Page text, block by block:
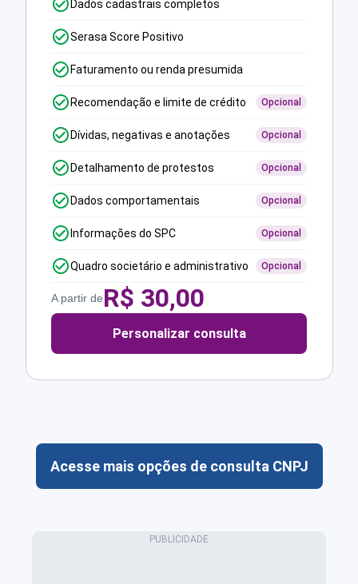
Dados cadastrais completos
Serasa Score Positivo
Faturamento ou renda presumida
Recomendação e limite de crédito Opcional
Dívidas, negativas e anotações Opcional
Detalhamento de protestos Opcional
Dados comportamentais Opcional
Informações do SPC Opcional
Quadro societário e administrativo Opcional
A partir deR$ 30,00
Personalizar consulta
Acesse mais opções de consulta CNPJ